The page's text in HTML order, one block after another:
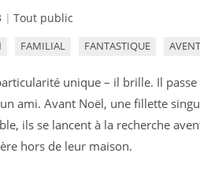
Tout public
FAMILIAL FANTASTIQUE
unique – il brille. Il
ami. Avant Noël, une fillette
ils se lancent à la recherche
hors de leur maison.